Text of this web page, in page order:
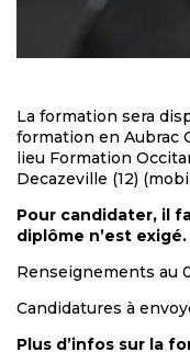
La formation sera
formation en Aubrac
lieu Formation
Decazeville (12)
Pour candidater, il
diplôme n’est exigé.
Renseignements au
Candidatures à
Plus d’infos sur la